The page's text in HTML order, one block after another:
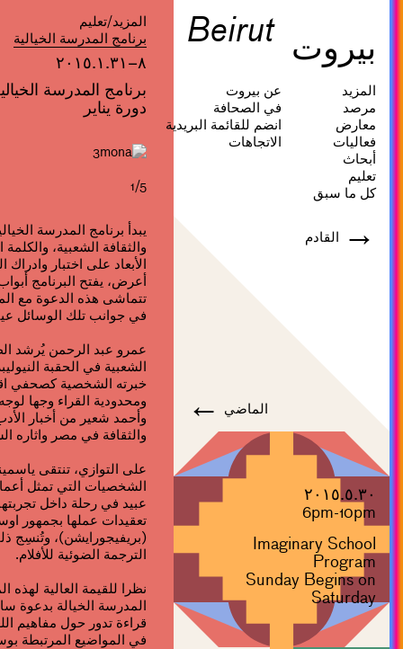
Beirut بيروت
المزيد
مرصد
معارض
فعاليات
أبحاث
تعليم
كل ما سبق
عن بيروت
في الصحافة
انضم للقائمة البريدية
الاتجاهات
المزيد/تعليم
برنامج المدرسة الخيالية
٨–٢٠١٥.١.٣١
برنامج المدرسة
دورة يناير
1/5
يبدأ برنامج المدرسة
والثقافة الشعبية،
الأبعاد على اختبار
أعرض، يفتح البرنامج
تتماشى هذه الدعوة مع
في جوانب تلك الوسائل
عمرو عبد الرحمن يُرشد
الشعبية في الحقبة
خبرته الشخصية كصحفي
ومحدودية القراء وجها
وأحمد شعير من أخبار
والثقافة في مصر واثاره
على التوازي، تنتقى
الشخصيات التي تمثل
عبيد في رحلة داخل
تعقيدات عملها بجمهور
(بريفيجورايشن)، وتُنسِج
الترجمة الضوئية للأفلام.
نظرا للقيمة العالية لهذه
المدرسة الخيالة بدعوة
قراءة تدور حول مفاهيم
في المواضيع المرتبطة
→ القادم
الماضي ←
٢٠١٥.٥.٣٠
6pm-10pm
Imaginary School
Program
Sunday Begins on
Saturday